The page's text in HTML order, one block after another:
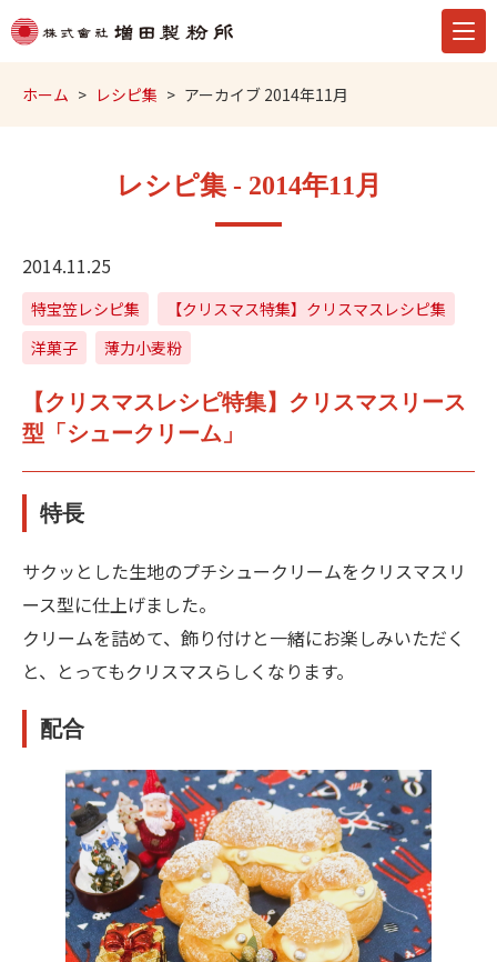
ホーム レシピ集 アーカイブ 2014年11月
レシピ集 - 2014年11月
2014.11.25
特宝笠レシピ集
【クリスマス特集】クリスマスレシピ集
洋菓子
薄力小麦粉
【クリスマスレシピ特集】クリスマスリース
型「シュークリーム」
特長
サクッとした生地のプチシュークリームをクリスマスリ
ース型に仕上げました。
クリームを詰めて、飾り付けと一緒にお楽しみいただく
と、とってもクリスマスらしくなります。
配合